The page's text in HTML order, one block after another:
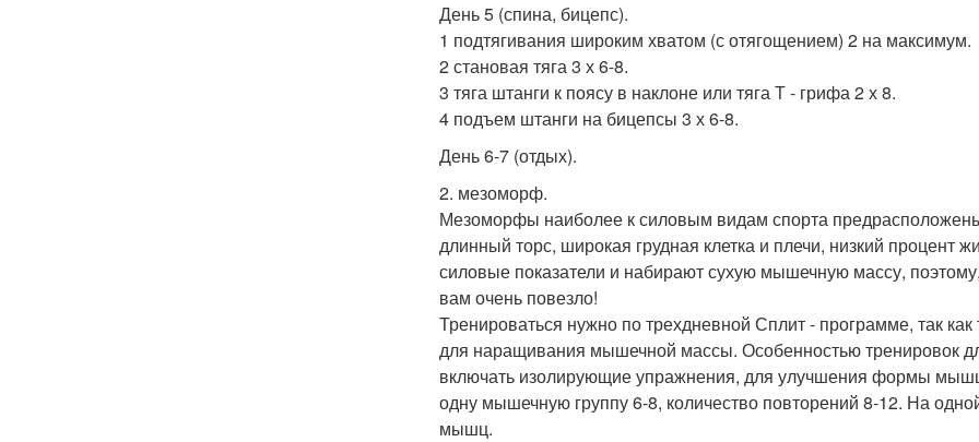
День 5 (спина, бицепс).
1 подтягивания широким хватом (с отягощением) 2 на максимум.
2 становая тяга 3 х 6-8.
3 тяга штанги к поясу в наклоне или тяга Т - грифа 2 х 8.
4 подъем штанги на бицепсы 3 х 6-8.
День 6-7 (отдых).
2. мезоморф.
Мезоморфы наиболее к силовым видам спорта
длинный торс, широкая грудная клетка и плечи, низкий процент
силовые показатели и набирают сухую мышечную массу,
вам очень повезло!
Тренироваться нужно по трехдневной Сплит - программе, так
для наращивания мышечной массы. Особенностью тренировок
включать изолирующие упражнения, для улучшения формы
одну мышечную группу 6-8, количество повторений 8-12. На
мышц.